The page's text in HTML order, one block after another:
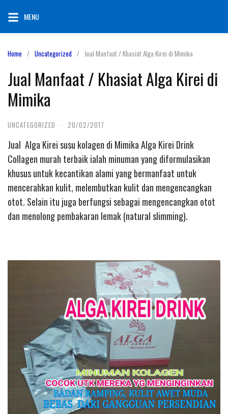
content
MENU
Home Uncategorized Jual Manfaat / Khasiat Alga Kirei di Mimika
Jual Manfaat / Khasiat Alga Kirei di
Mimika
UNCATEGORIZED · 20/02/2017
Jual Alga Kirei susu kolagen di Mimika Alga Kirei Drink
Collagen murah terbaik ialah minuman yang diformulasikan
khusus untuk kecantikan alami yang bermanfaat untuk
mencerahkan kulit, melembutkan kulit dan mengencangkan
otot. Selain itu juga berfungsi sebagai mengencangkan otot
dan menolong pembakaran lemak (natural slimming).